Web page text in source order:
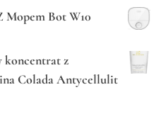
Mopem Bot W10
koncentrat z
Colada Antycellulit